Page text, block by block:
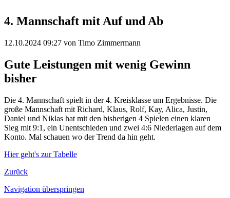
4. Mannschaft mit Auf und Ab
12.10.2024 09:27 von Timo Zimmermann
Gute Leistungen mit wenig Gewinn
bisher
Die 4. Mannschaft spielt in der 4. Kreisklasse um Ergebnisse. Die
große Mannschaft mit Richard, Klaus, Rolf, Kay, Alica, Justin,
Daniel und Niklas hat mit den bisherigen 4 Spielen einen klaren
Sieg mit 9:1, ein Unentschieden und zwei 4:6 Niederlagen auf dem
Konto. Mal schauen wo der Trend da hin geht.
Hier geht's zur Tabelle
Zurück
Navigation überspringen